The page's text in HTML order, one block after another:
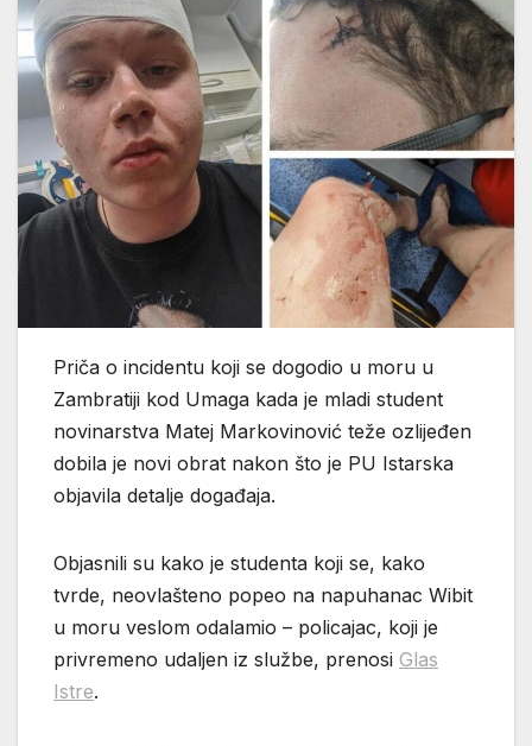
Priča o incidentu koji se dogodio u moru u
Zambratiji kod Umaga kada je mladi student
novinarstva Matej Markovinović teže ozlijeđen
dobila je novi obrat nakon što je PU Istarska
objavila detalje događaja.
Objasnili su kako je studenta koji se, kako
tvrde, neovlašteno popeo na napuhanac Wibit
u moru veslom odalamio – policajac, koji je
privremeno udaljen iz službe, prenosi Glas
Istre.